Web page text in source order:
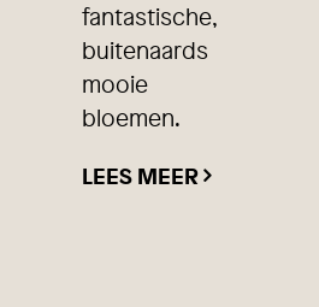
fantastische,
buitenaards
mooie
bloemen.
LEES MEER